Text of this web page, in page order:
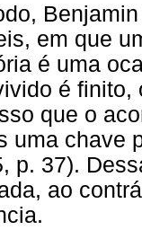
em que
é uma
é
que o
uma chave
p. 37).
ao